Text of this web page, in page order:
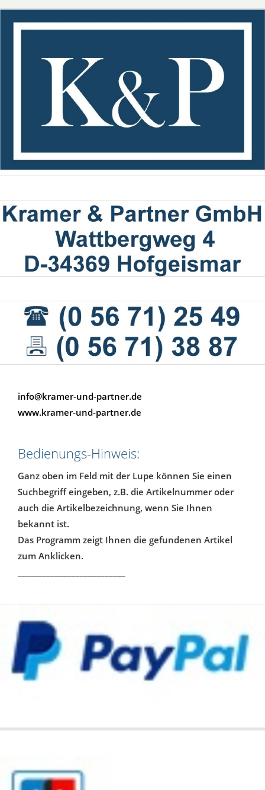
info@kramer-und-partner.de
www.kramer-und-partner.de
Bedienungs-Hinweis:
Ganz oben im Feld mit der Lupe können Sie einen
Suchbegriff eingeben, z.B. die Artikelnummer oder
auch die Artikelbezeichnung, wenn Sie Ihnen
bekannt ist.
Das Programm zeigt Ihnen die gefundenen Artikel
zum Anklicken.